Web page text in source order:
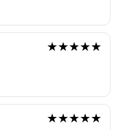
★★★★★
★★★★★